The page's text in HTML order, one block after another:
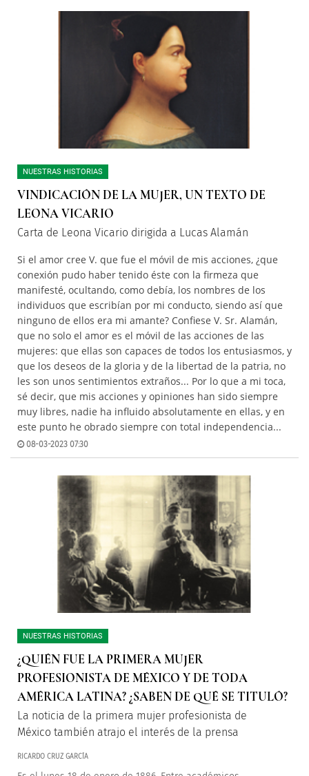
NUESTRAS HISTORIAS
VINDICACIÓN DE LA MUJER, UN TEXTO DE
LEONA VICARIO
Carta de Leona Vicario dirigida a Lucas Alamán
Si el amor cree V. que fue el móvil de mis acciones, ¿que
conexión pudo haber tenido éste con la firmeza que
manifesté, ocultando, como debía, los nombres de los
individuos que escribían por mi conducto, siendo así que
ninguno de ellos era mi amante? Confiese V. Sr. Alamán,
que no solo el amor es el móvil de las acciones de las
mujeres: que ellas son capaces de todos los entusiasmos, y
que los deseos de la gloria y de la libertad de la patria, no
les son unos sentimientos extraños... Por lo que a mi toca,
sé decir, que mis acciones y opiniones han sido siempre
muy libres, nadie ha influido absolutamente en ellas, y en
este punto he obrado siempre con total independencia...
08-03-2023 07:30
NUESTRAS HISTORIAS
¿QUIÉN FUE LA PRIMERA MUJER
PROFESIONISTA DE MÉXICO Y DE TODA
AMÉRICA LATINA? ¿SABEN DE QUÉ SE TITULÓ?
La noticia de la primera mujer profesionista de
México también atrajo el interés de la prensa
RICARDO CRUZ GARCÍA